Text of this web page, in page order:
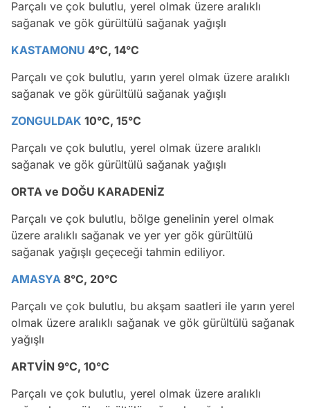
Parçalı ve çok bulutlu, yerel olmak üzere aralıklı
sağanak ve gök gürültülü sağanak yağışlı
KASTAMONU 4°C, 14°C
Parçalı ve çok bulutlu, yarın yerel olmak üzere aralıklı
sağanak ve gök gürültülü sağanak yağışlı
ZONGULDAK 10°C, 15°C
Parçalı ve çok bulutlu, yerel olmak üzere aralıklı
sağanak ve gök gürültülü sağanak yağışlı
ORTA ve DOĞU KARADENİZ
Parçalı ve çok bulutlu, bölge genelinin yerel olmak
üzere aralıklı sağanak ve yer yer gök gürültülü
sağanak yağışlı geçeceği tahmin ediliyor.
AMASYA 8°C, 20°C
Parçalı ve çok bulutlu, bu akşam saatleri ile yarın yerel
olmak üzere aralıklı sağanak ve gök gürültülü sağanak
yağışlı
ARTVİN 9°C, 10°C
Parçalı ve çok bulutlu, yerel olmak üzere aralıklı